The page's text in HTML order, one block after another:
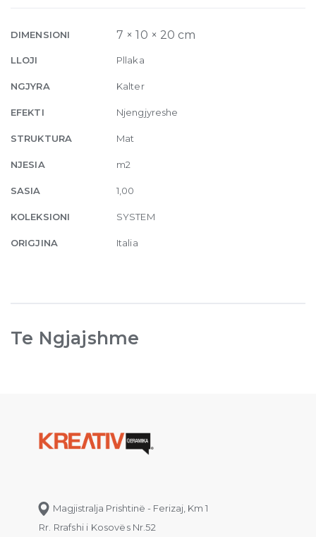
7mm
x
20
quantity
DIMENSIONI 7 × 10 × 20 cm
LLOJI Pllaka
NGJYRA Kalter
EFEKTI Njengjyreshe
STRUKTURA Mat
NJESIA m2
SASIA 1,00
KOLEKSIONI SYSTEM
ORIGJINA Italia
Te Ngjajshme
Magjistralja Prishtinë - Ferizaj, Km 1
Rr. Rrafshi i Kosovës Nr.52